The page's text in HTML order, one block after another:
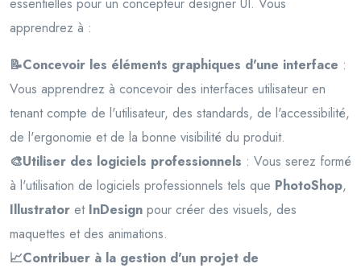
apprendrez à :
📝Concevoir les éléments graphiques d'une interface :
Vous apprendrez à concevoir des interfaces utilisateur en
tenant compte de l'utilisateur, des standards, de l'accessibilité,
de l'ergonomie et de la bonne visibilité du produit.
🎨Utiliser des logiciels professionnels : Vous serez formé
à l'utilisation de logiciels professionnels tels que PhotoShop,
Illustrator et InDesign pour créer des visuels, des
maquettes et des animations.
📈Contribuer à la gestion d'un projet de